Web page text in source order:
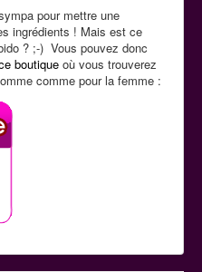
pour mettre une
ingrédients ! Mais est ce
? ;-) Vous pouvez donc
boutique où vous trouverez
comme pour la femme :